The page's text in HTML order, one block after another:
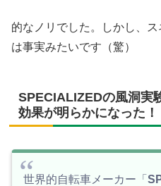
的なノリでした。しかし、
は事実みたいです（驚）
SPECIALIZEDの風洞実
効果が明らかになった！
世界的自転車メーカー「